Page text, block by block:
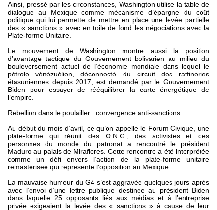
Ainsi, pressé par les circonstances, Washington utilise la table de
dialogue au Mexique comme mécanisme d’épargne du coût
politique qui lui permette de mettre en place une levée partielle
des « sanctions » avec en toile de fond les négociations avec la
Plate-forme Unitaire.
Le mouvement de Washington montre aussi la position
d’avantage tactique du Gouvernement bolivarien au milieu du
bouleversement actuel de l’économie mondiale dans lequel le
pétrole vénézuélien, déconnecté du circuit des raffineries
étasuniennes depuis 2017, est demandé par le Gouvernement
Biden pour essayer de rééquilibrer la carte énergétique de
l’empire.
Rébellion dans le poulailler : convergence anti-sanctions
Au début du mois d’avril, ce qu’on appelle le Forum Civique, une
plate-forme qui réunit des O.N.G., des activistes et des
personnes du monde du patronat a rencontré le président
Maduro au palais de Miraflores. Cette rencontre a été interprétée
comme un défi envers l’action de la plate-forme unitaire
remastérisée qui représente l’opposition au Mexique.
La mauvaise humeur du G4 s’est aggravée quelques jours après
avec l’envoi d’une lettre publique destinée au président Biden
dans laquelle 25 opposants liés aux médias et à l’entreprise
privée exigeaient la levée des « sanctions » à cause de leur